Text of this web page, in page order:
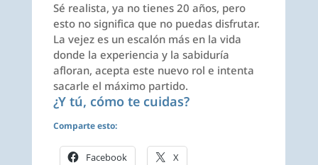
Sé realista, ya no tienes 20 años, pero
esto no significa que no puedas disfrutar.
La vejez es un escalón más en la vida
donde la experiencia y la sabiduría
afloran, acepta este nuevo rol e intenta
sacarle el máximo partido.
¿Y tú, cómo te cuidas?
Comparte esto:
Facebook X